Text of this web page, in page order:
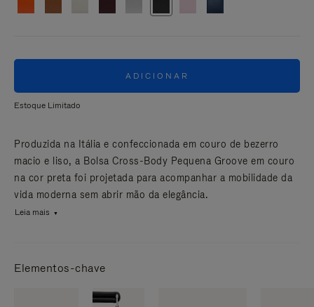
ADICIONAR
Estoque Limitado
Produzida na Itália e confeccionada em couro de bezerro
macio e liso, a Bolsa Cross-Body Pequena Groove em couro
na cor preta foi projetada para acompanhar a mobilidade da
vida moderna sem abrir mão da elegância.
Leia mais
Elementos-chave